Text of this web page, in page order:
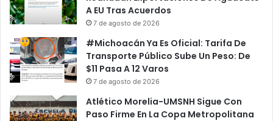
A EU Tras Acuerdos
7 de agosto de 2026
#Michoacán Ya Es Oficial: Tarifa De
Transporte Público Sube Un Peso: De
$11 Pasa A 12 Varos
7 de agosto de 2026
Atlético Morelia-UMSNH Sigue Con
Paso Firme En La Copa Metropolitana